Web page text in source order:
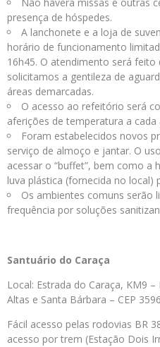
presença de hóspedes.
A lanchonete e a loja de
horário de funcionamento
16h45. O atendimento será feito
solicitamos a gentileza de
áreas demarcadas.
O acesso ao refeitório será
aferições de temperatura a cada
Foram estabelecidos novos
serviço de almoço e jantar. O
acessar o “buffet”, bem como a
luva plástica (fornecida no local)
Os ambientes comuns serão
frequência por soluções
Santuário do Caraça
Local: Estrada do Caraça, KM9
Altas e Santa Bárbara – CEP
Fácil acesso pelas rodovias BR
acesso por trem (Estação Dois